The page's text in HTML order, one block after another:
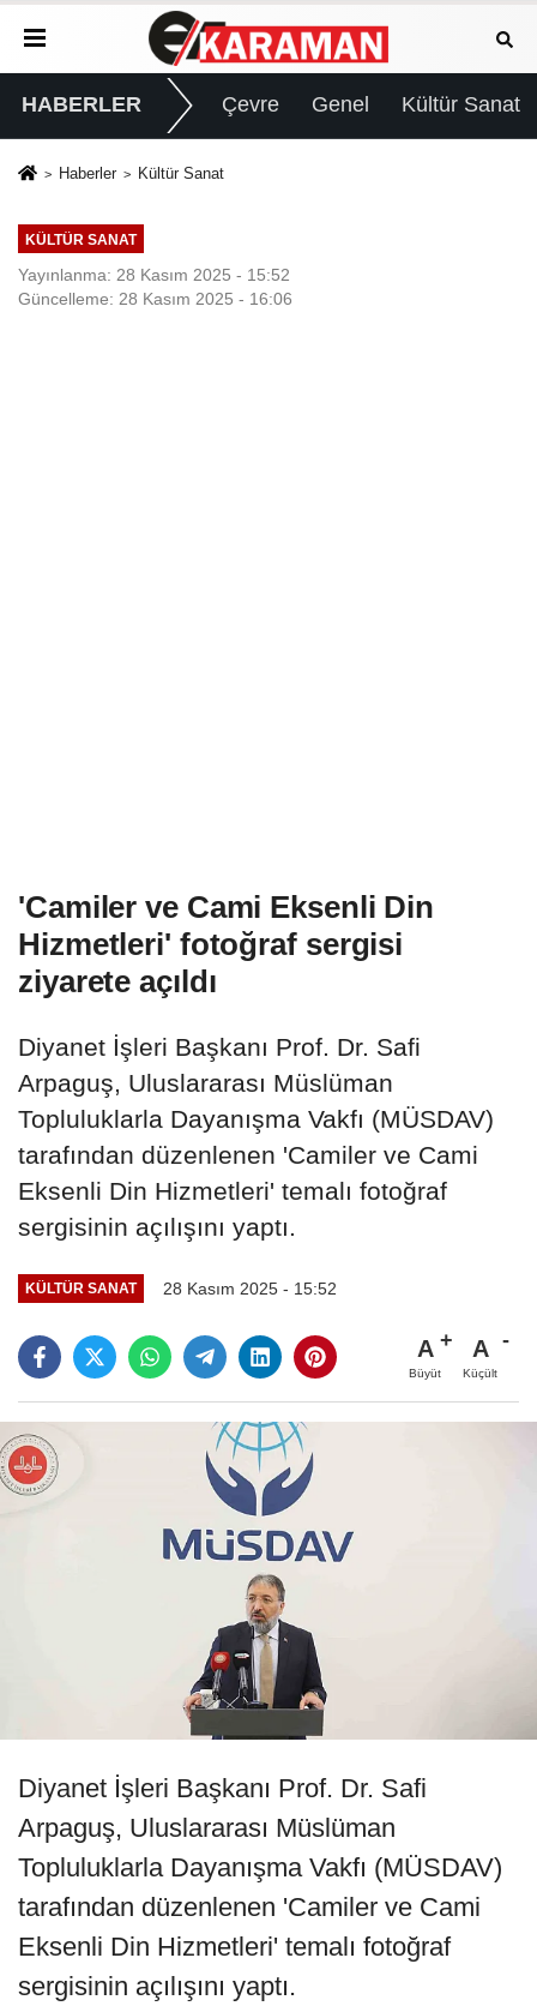
HABERLER Çevre Genel Kültür Sanat
Haberler Kültür Sanat
KÜLTÜR SANAT
Yayınlanma: 28 Kasım 2025 - 15:52
Güncelleme: 28 Kasım 2025 - 16:06
'Camiler ve Cami Eksenli Din
Hizmetleri' fotoğraf sergisi
ziyarete açıldı
Diyanet İşleri Başkanı Prof. Dr. Safi
Arpaguş, Uluslararası Müslüman
Topluluklarla Dayanışma Vakfı (MÜSDAV)
tarafından düzenlenen 'Camiler ve Cami
Eksenli Din Hizmetleri' temalı fotoğraf
sergisinin açılışını yaptı.
KÜLTÜR SANAT 28 Kasım 2025 - 15:52
A
Büyüt
A
Küçült
Diyanet İşleri Başkanı Prof. Dr. Safi
Arpaguş, Uluslararası Müslüman
Topluluklarla Dayanışma Vakfı (MÜSDAV)
tarafından düzenlenen 'Camiler ve Cami
Eksenli Din Hizmetleri' temalı fotoğraf
sergisinin açılışını yaptı.